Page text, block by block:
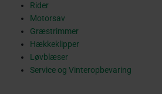
k
Rider
Motorsav
Græstrimmer
Hækkeklipper
Løvblæser
Service og Vinteropbevaring